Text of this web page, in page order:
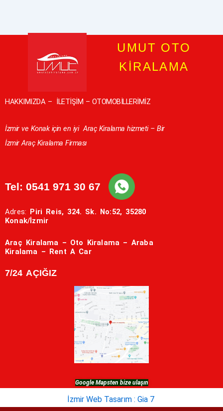
UMUT OTO
KİRALAMA
HAKKIMIZDA– İLETİŞİM – OTOMOBİLLERİMİZ
İzmir ve Konak için en iyiAraç Kiralama hizmeti – Bir
İzmir Araç Kiralama Firması
Tel: 0541 971 30 67
Adres: Piri Reis, 324. Sk. No:52, 35280
Konak/İzmir
Araç Kiralama – Oto Kiralama – Araba
Kiralama – Rent A Car
7/24 AÇIĞIZ
Google Mapsten bize ulaşın
İzmir Web Tasarım : Gia 7